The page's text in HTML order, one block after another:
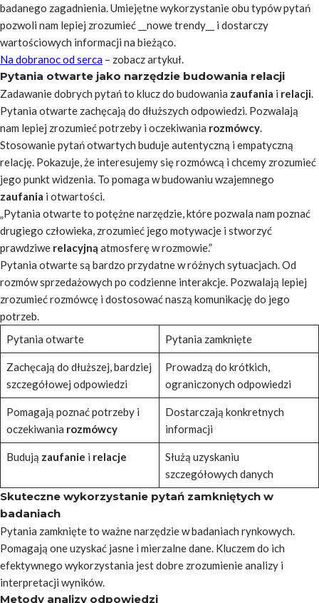
badanego zagadnienia. Umiejętne wykorzystanie obu typów pytań
pozwoli nam lepiej zrozumieć __nowe trendy__ i dostarczy
wartościowych informacji na bieżąco.
Na dobranoc od serca – zobacz artykuł.
Pytania otwarte jako narzędzie budowania relacji
Zadawanie dobrych pytań to klucz do budowania zaufania i relacji.
Pytania otwarte zachęcają do dłuższych odpowiedzi. Pozwalają
nam lepiej zrozumieć potrzeby i oczekiwania rozmówcy.
Stosowanie pytań otwartych budujeautentyczną i empatyczną
relację. Pokazuje, że interesujemy się rozmówcą i chcemy zrozumieć
jego punkt widzenia. To pomaga w budowaniu wzajemnego
zaufania i otwartości.
„Pytania otwarte to potężne narzędzie, które pozwala nam poznać
drugiego człowieka, zrozumieć jego motywacje i stworzyć
prawdziwe relacyjną atmosferę w rozmowie.”
Pytania otwarte są bardzo przydatne w różnych sytuacjach. Od
rozmów sprzedażowych po codzienne interakcje. Pozwalają lepiej
zrozumieć rozmówcę i dostosować naszą komunikację do jego
potrzeb.
Pytania otwarte
Pytania zamknięte
Zachęcają do dłuższej, bardziej
szczegółowej odpowiedzi
Prowadzą do krótkich,
ograniczonych odpowiedzi
Pomagają poznać potrzeby i
oczekiwania rozmówcy
Dostarczają konkretnych
informacji
Budują zaufanie i relacje
Służą uzyskaniu
szczegółowych danych
Skuteczne wykorzystanie pytań zamkniętych w
badaniach
Pytania zamknięte to ważne narzędzie w badaniach rynkowych.
Pomagają one uzyskać jasne i mierzalne dane. Kluczem do ich
efektywnego wykorzystania jest dobre zrozumienie analizy i
interpretacji wyników.
Metody analizy odpowiedzi